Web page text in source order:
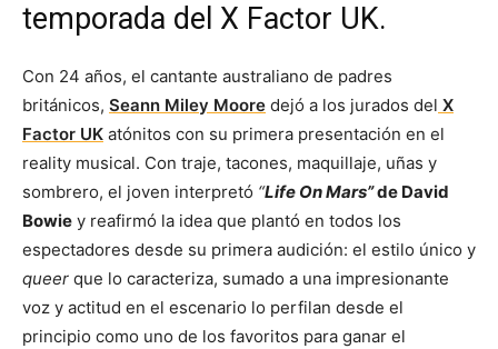
temporada del X Factor UK.
Con 24 años, el cantante australiano de padres
británicos, Seann Miley Moore dejó a los jurados del X
Factor UK atónitos con su primera presentación en el
reality musical. Con traje, tacones, maquillaje, uñas y
sombrero, el joven interpretó “Life On Mars”de David
Bowie y reafirmó la idea que plantó en todos los
espectadores desde su primera audición: el estilo único y
queer que lo caracteriza, sumado a una impresionante
voz y actitud en el escenario lo perfilan desde el
principio como uno de los favoritos para ganar el